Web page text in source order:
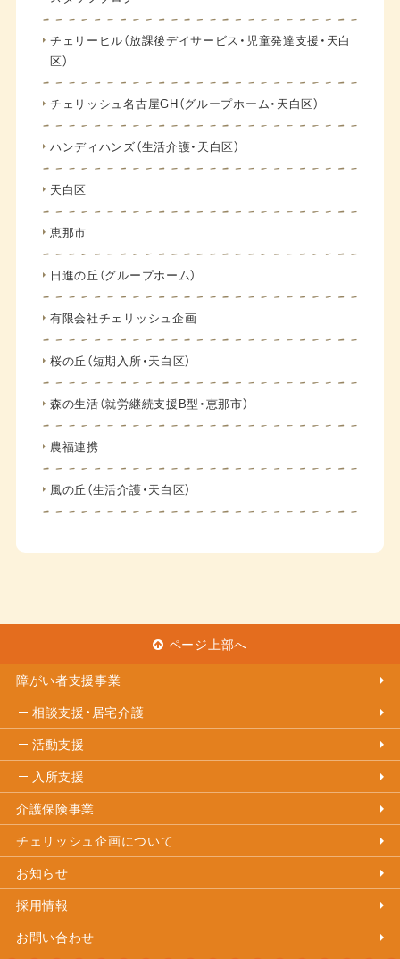
チェリーヒル（放課後デイサービス・児童発達支援・天白
区）
チェリッシュ名古屋GH（グループホーム・天白区）
ハンディハンズ（生活介護・天白区）
天白区
恵那市
日進の丘（グループホーム）
有限会社チェリッシュ企画
桜の丘（短期入所・天白区）
森の生活（就労継続支援B型・恵那市）
農福連携
風の丘（生活介護・天白区）
ページ上部へ
障がい者支援事業
相談支援・居宅介護
活動支援
入所支援
介護保険事業
チェリッシュ企画について
お知らせ
採用情報
お問い合わせ